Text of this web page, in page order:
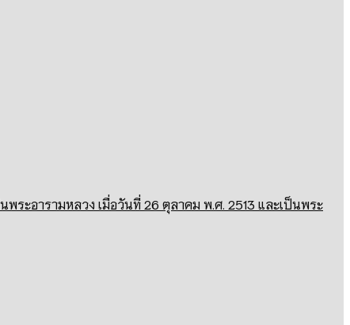
ะอารามหลวง เมื่อวันที่ 26 ตุลาคม พ.ศ. 2513 และเป็นพระ